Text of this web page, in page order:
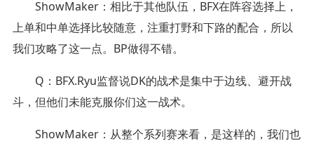
ShowMaker：相比于其他队伍，BFX在阵容选择上，
上单和中单选择比较随意，注重打野和下路的配合，所以
我们攻略了这一点。BP做得不错。
Q：BFX.Ryu监督说DK的战术是集中于边线、避开战
斗，但他们未能克服你们这一战术。
ShowMaker：从整个系列赛来看，是这样的，我们也